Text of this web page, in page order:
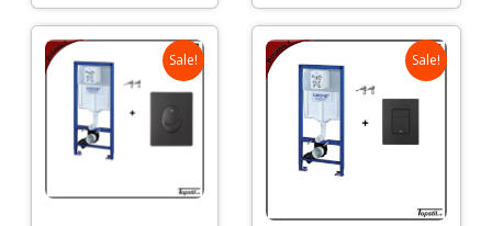
Sale! Sale!